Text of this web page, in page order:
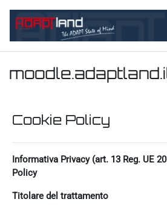
Cookie Policy
Informativa Privacy (art. 13 Reg. UE
Policy
Titolare del trattamento